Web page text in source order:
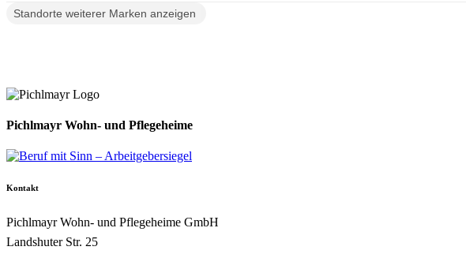
Standorte weiterer Marken anzeigen
Pichlmayr Wohn- und Pflegeheime
Kontakt
Pichlmayr Wohn- und Pflegeheime GmbH
Landshuter Str. 25